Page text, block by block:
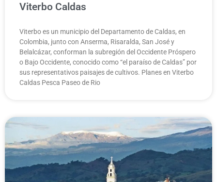
Viterbo Caldas
Viterbo es un municipio del Departamento de Caldas, en
Colombia, junto con Anserma, Risaralda, San José y
Belalcázar, conforman la subregión del Occidente Próspero
o Bajo Occidente, conocido como “el paraíso de Caldas” por
sus representativos paisajes de cultivos. Planes en Viterbo
Caldas Pesca Paseo de Rio